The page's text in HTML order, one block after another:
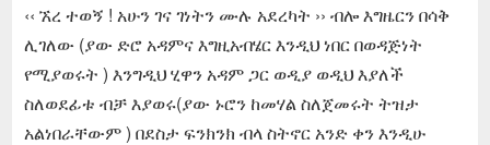
‹‹ ኧረ ተወኝ ! አሁን ገና ገነትን ሙሉ አደረካት ›› ብሎ እግዜርን በሳቅ
ሊገለው (ያው ድሮ አዳምና እግዚአብሄር እንዲህ ነበር በወዳጅነት
የሚያወሩት ) እንግዲህ ሂዋን አዳም ጋር ወዲያ ወዲህ እያለች
ስለወደፊቱ ብቻ እያወሩ(ያው ኑሮን ከመሃል ስለጀመሩት ትዝታ
አልነበራቸውም ) በደስታ ፍንክንክ ብላ ስትኖር አንድ ቀን እንዲሁ